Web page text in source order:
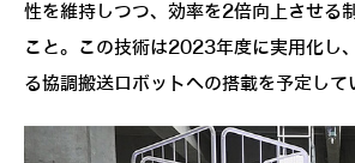
性を維持しつつ、効率を2倍向上させる
こと。この技術は2023年度に実用化し
る協調搬送ロボットへの搭載を予定して